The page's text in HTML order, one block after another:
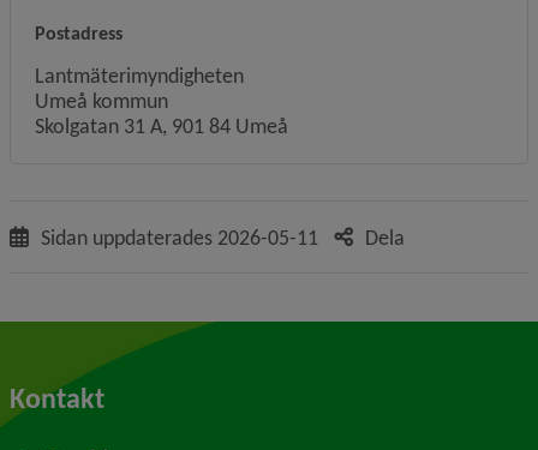
Postadress
Lantmäterimyndigheten
Umeå kommun
Skolgatan 31 A, 901 84 Umeå
Sidan uppdaterades 2026-05-11 Dela
Kontakt